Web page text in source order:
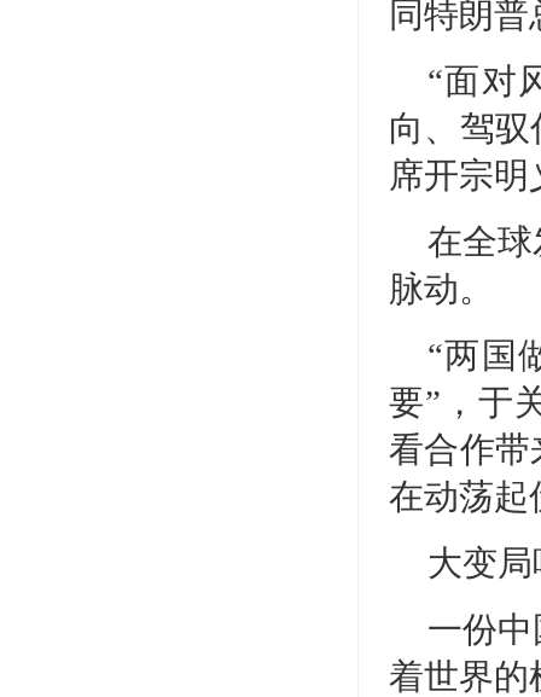
同特朗
“面对
向、驾
席开宗明
在全
脉动。
“两国
要”，于
看合作带
在动荡起
大变
一份
着世界的